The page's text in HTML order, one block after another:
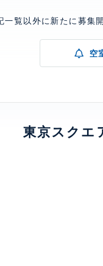
一覧以外に新たに募集
空
東京スクエ